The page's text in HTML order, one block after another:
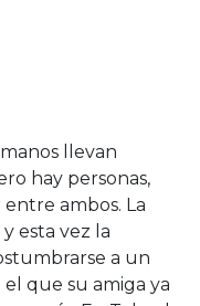
llevan
hay personas,
ambos. La
esta vez la
a un
que su amiga ya